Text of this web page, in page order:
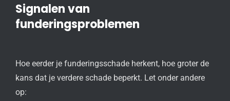
Signalen van
funderingsproblemen
Hoe eerder je funderingsschade herkent, hoe groter de
kans dat je verdere schade beperkt. Let onder andere
op: